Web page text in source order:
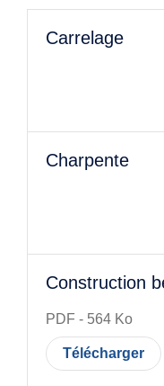
Actualités
Inscription à
Carrelage
Charpente
Construction
PDF - 564 Ko
Télécharger